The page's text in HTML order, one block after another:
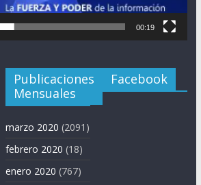
00:19
Publicaciones
Mensuales
marzo 2020 (2091)
febrero 2020 (18)
enero 2020 (767)
Facebook